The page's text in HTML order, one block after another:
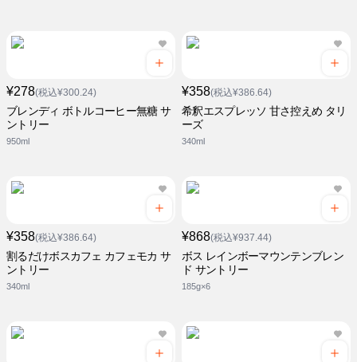
¥278(税込¥300.24)
ブレンディ ボトルコーヒー無糖 サ
ントリー
950ml
¥358(税込¥386.64)
希釈エスプレッソ 甘さ控えめ タリ
ーズ
340ml
¥358(税込¥386.64)
割るだけボスカフェ カフェモカ サ
ントリー
340ml
¥868(税込¥937.44)
ボス レインボーマウンテンブレン
ド サントリー
185g×6